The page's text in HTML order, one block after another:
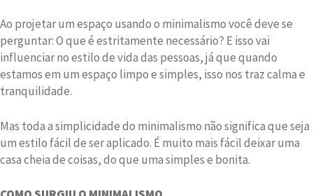
Ao projetar um espaço usando o minimalismo você deve se
perguntar: O que é estritamente necessário? E isso vai
influenciar no estilo de vida das pessoas, já que quando
estamos em um espaço limpo e simples, isso nos traz calma e
tranquilidade.
Mas toda a simplicidade do minimalismo não significa que seja
um estilo fácil de ser aplicado. É muito mais fácil deixar uma
casa cheia de coisas, do que uma simples e bonita.